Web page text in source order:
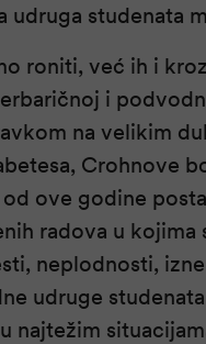
udruga studenata
roniti, već ih i
i
na velikim
Crohnove
ove godine
radova u
neplodnosti,
udruge
najtežim